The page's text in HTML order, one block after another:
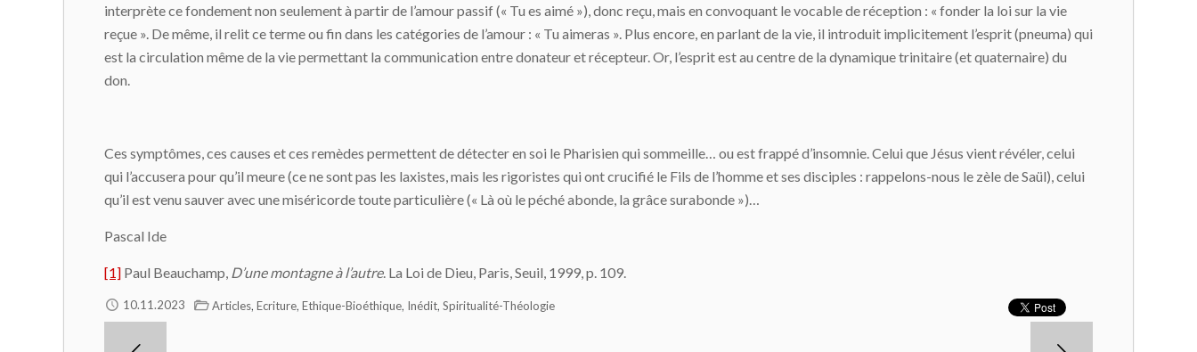
interprète ce fondement non seulement à partir de l’amour passif (« Tu es aimé »), donc reçu, mais en convoquant le vocable de réception : « fonder la loi sur la vie
reçue ». De même, il relit ce terme ou fin dans les catégories de l’amour : « Tu aimeras ». Plus encore, en parlant de la vie, il introduit implicitement l’esprit (pneuma) qui
est la circulation même de la vie permettant la communication entre donateur et récepteur. Or, l’esprit est au centre de la dynamique trinitaire (et quaternaire) du
don.
Ces symptômes, ces causes et ces remèdes permettent de détecter en soi le Pharisien qui sommeille… ou est frappé d’insomnie. Celui que Jésus vient révéler, celui
qui l’accusera pour qu’il meure (ce ne sont pas les laxistes, mais les rigoristes qui ont crucifié le Fils de l’homme et ses disciples : rappelons-nous le zèle de Saül), celui
qu’il est venu sauver avec une miséricorde toute particulière (« Là où le péché abonde, la grâce surabonde »)…
Pascal Ide
[1] Paul Beauchamp, D’une montagne à l’autre. La Loi de Dieu, Paris, Seuil, 1999, p. 109.
10.11.2023 Articles, Ecriture, Ethique-Bioéthique, Inédit, Spiritualité-Théologie